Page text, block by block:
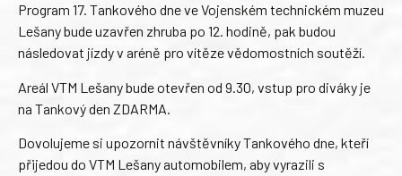
Program 17. Tankového dne ve Vojenském technickém muzeu
Lešany bude uzavřen zhruba po 12. hodině, pak budou
následovat jízdy v aréně pro vítěze vědomostních soutěží.
Areál VTM Lešany bude otevřen od 9.30, vstup pro diváky je
na Tankový den ZDARMA.
Dovolujeme si upozornit návštěvníky Tankového dne, kteří
přijedou do VTM Lešany automobilem, aby vyrazili s